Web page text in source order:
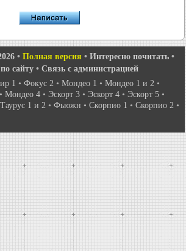
• Полная версия • Интересно почитать •
сайту • Связь с администрацией
1 • Фокус 2 • Мондео 1 • Мондео 1 и 2 •
• Мондео 4 • Эскорт 3 • Эскорт 4 • Эскорт 5 •
Таурус 1 и 2 • Фьюжн • Скорпио 1 • Скорпио 2 •